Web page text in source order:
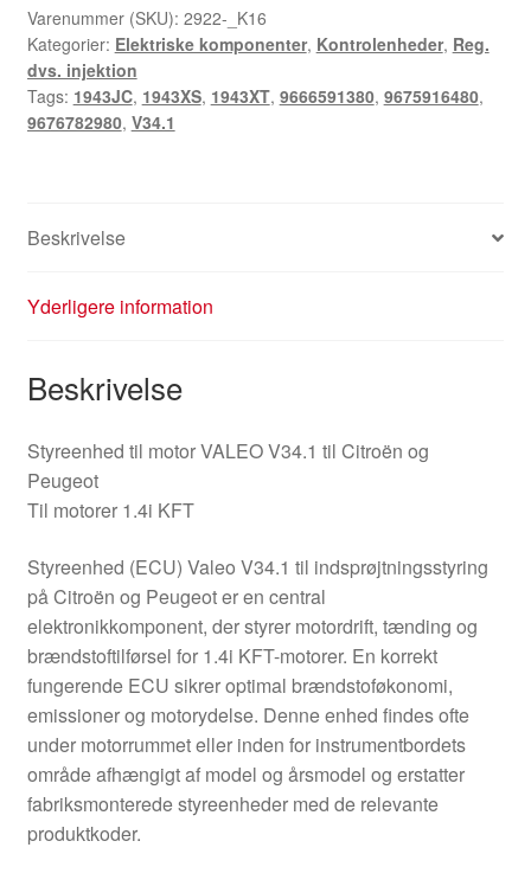
Citroën
Peugeot
9676782980
9666591380
antal
Varenummer (SKU): 2922-_K16
Kategorier: Elektriske komponenter, Kontrolenheder, Reg.
dvs. injektion
Tags: 1943JC, 1943XS, 1943XT, 9666591380, 9675916480,
9676782980, V34.1
Beskrivelse
Yderligere information
Beskrivelse
Styreenhed til motor VALEO V34.1 til Citroën og
Peugeot
Til motorer 1.4i KFT
Styreenhed (ECU) Valeo V34.1 til indsprøjtningsstyring
på Citroën og Peugeot er en central
elektronikkomponent, der styrer motordrift, tænding og
brændstoftilførsel for 1.4i KFT-motorer. En korrekt
fungerende ECU sikrer optimal brændstoføkonomi,
emissioner og motorydelse. Denne enhed findes ofte
under motorrummet eller inden for instrumentbordets
område afhængigt af model og årsmodel og erstatter
fabriksmonterede styreenheder med de relevante
produktkoder.